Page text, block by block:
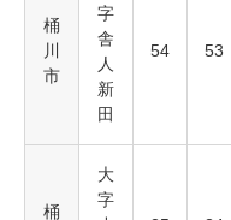
桶
川
市
字
舎
人
新
田
54 53
桶
大
字